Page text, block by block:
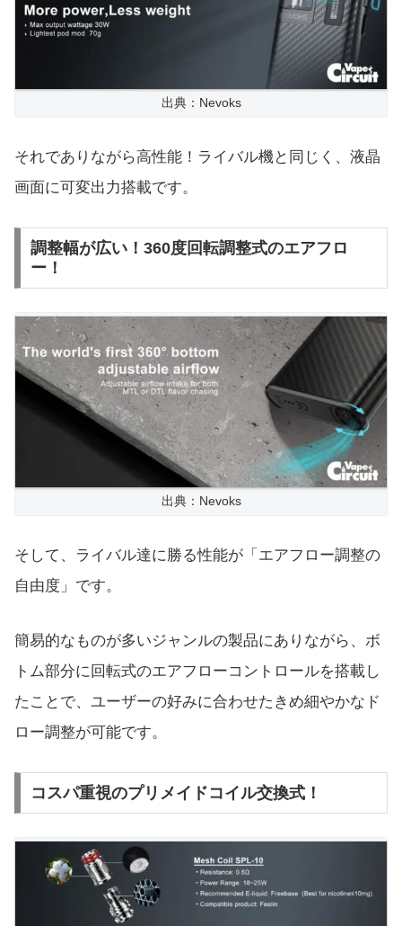
出典：Nevoks
それでありながら高性能！ライバル機と同じく、液晶
画面に可変出力搭載です。
調整幅が広い！360度回転調整式のエアフロ
ー！
出典：Nevoks
そして、ライバル達に勝る性能が「エアフロー調整の
自由度」です。
簡易的なものが多いジャンルの製品にありながら、ボ
トム部分に回転式のエアフローコントロールを搭載し
たことで、ユーザーの好みに合わせたきめ細やかなド
ロー調整が可能です。
コスパ重視のプリメイドコイル交換式！